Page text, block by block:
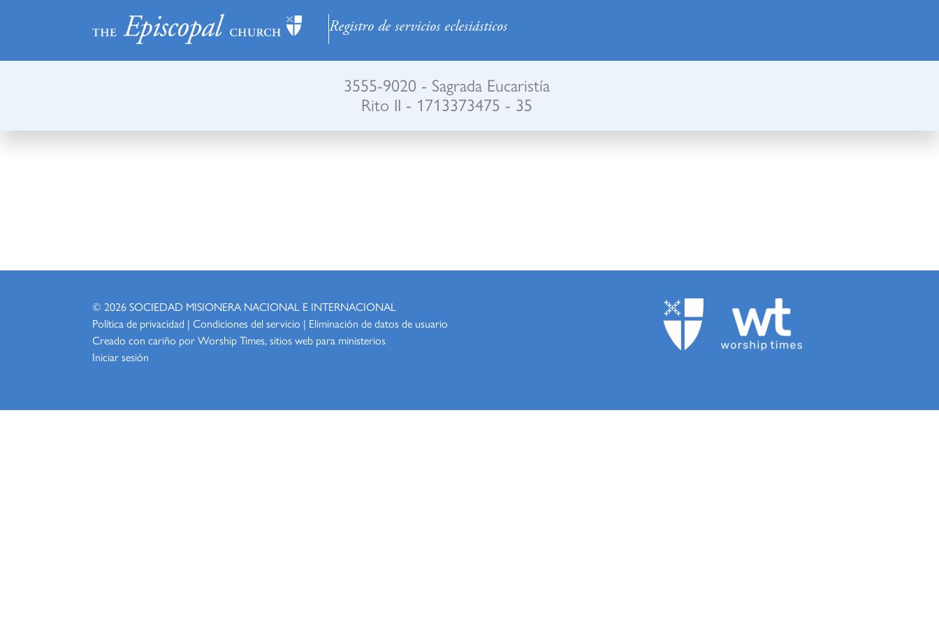
Registro de servicios eclesiásticos
3555-9020 - Sagrada Eucaristía
Rito II - 1713373475 - 35
© 2026SOCIEDAD MISIONERA NACIONAL E INTERNACIONAL
Política de privacidad | Condiciones del servicio | Eliminación de datos de usuario
Creado con cariño por WorshipTimes, sitios web para ministerios
Iniciar sesión